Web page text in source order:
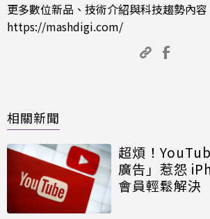
更多數位新品、技術介紹與科技趨勢內容
https://mashdigi.com/
相關新聞
超煩！
廣告」惹怨
會員輕鬆解決